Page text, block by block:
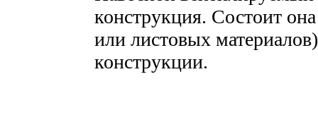
конструкция. Состоит
или листовых
конструкции.